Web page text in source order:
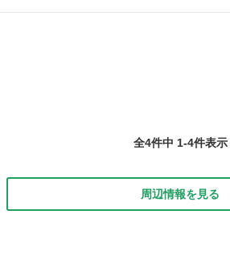
全4件中 1-4件表示
周辺情報を見る